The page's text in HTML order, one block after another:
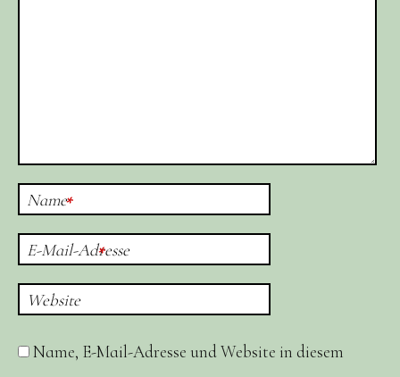
Name*
E-Mail-Adresse
*
Website
Name, E-Mail-Adresse und Website in diesem